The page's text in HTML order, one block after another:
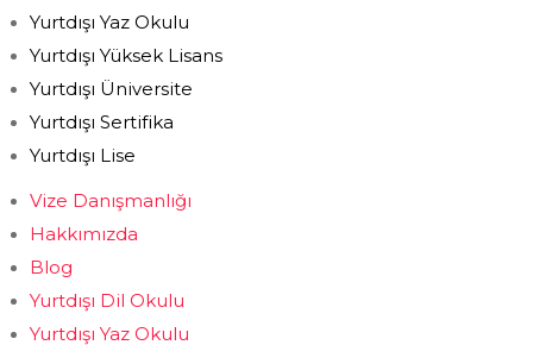
Yurtdışı Yaz Okulu
Yurtdışı Yüksek Lisans
Yurtdışı Üniversite
Yurtdışı Sertifika
Yurtdışı Lise
Vize Danışmanlığı
Hakkımızda
Blog
Yurtdışı Dil Okulu
Yurtdışı Yaz Okulu